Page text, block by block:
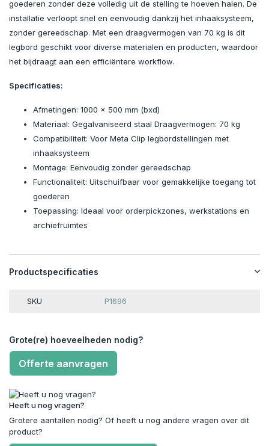
goederen zonder deze volledig uit de stelling te hoeven halen. De
installatie verloopt snel en eenvoudig dankzij het inhaaksysteem,
zonder gereedschap. Met een draagvermogen van 70 kg is dit
legbord geschikt voor diverse materialen en producten, waardoor
het bijdraagt aan een efficiëntere workflow.
Specificaties:
Afmetingen: 1000 x 500 mm (bxd)
Materiaal: Gegalvaniseerd staal Draagvermogen: 70 kg
Compatibiliteit: Voor Meta Clip legbordstellingen met
inhaaksysteem
Montage: Eenvoudig zonder gereedschap
Functionaliteit: Uitschuifbaar voor gemakkelijke toegang tot
goederen
Toepassing: Ideaal voor orderpickzones, werkstations en
archiefruimtes
Productspecificaties
SKU P1696
Grote(re) hoeveelheden nodig?
Offerte aanvragen
Heeft u nog vragen?
Grotere aantallen nodig? Of heeft u nog andere vragen over dit
product?